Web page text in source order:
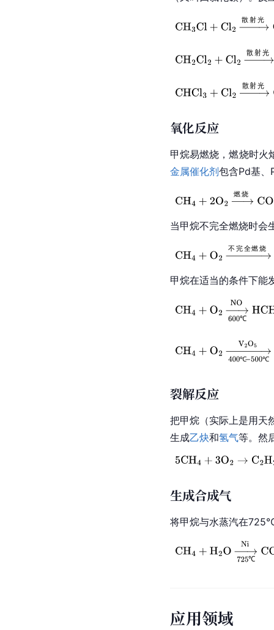
氧化反应
甲烷易燃烧，燃烧时火
金属催化剂包含Pd基
当甲烷不完全燃烧时会
甲烷在适当的条件下能
裂解反应
把甲烷（实际上是用天
生成乙炔和氢气等。然
生成合成气
将甲烷与水蒸汽在
应用领域